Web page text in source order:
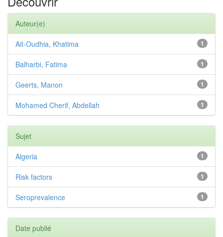
Auteur(e)
1
Ait-Oudhia, Khatima
1
Balharbi, Fatima
1
Geerts, Manon
1
Mohamed Cherif, Abdellah
Sujet
1
Algeria
1
Risk factors
1
Seroprevalence
Date publié